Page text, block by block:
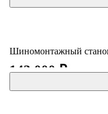
Шиномонтажный
143 000 ₽